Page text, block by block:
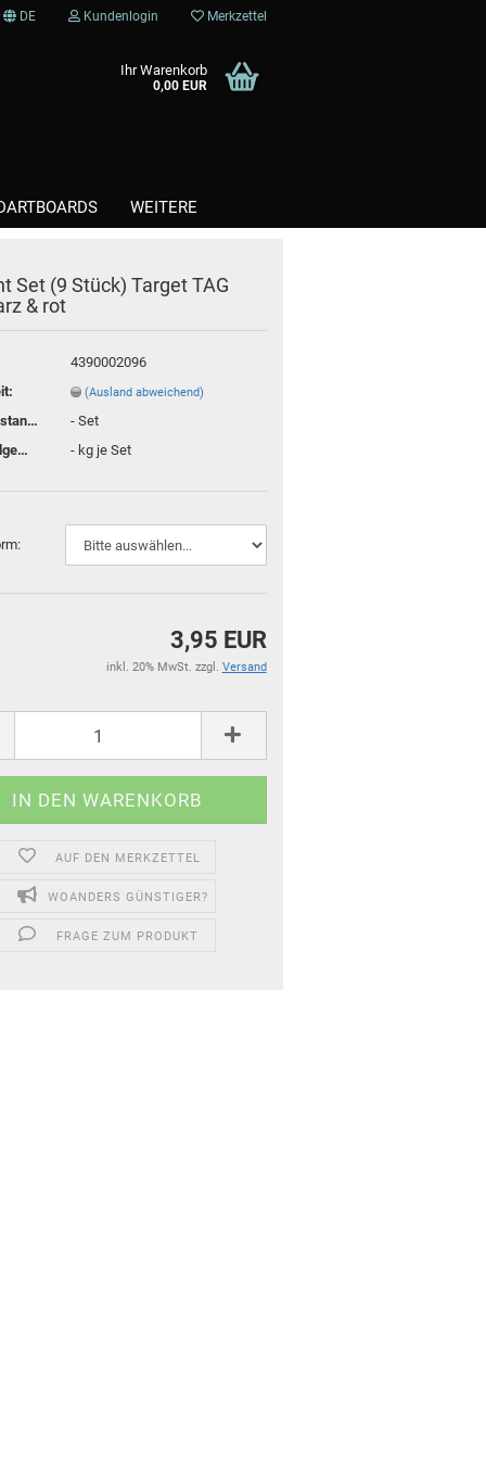
DE Kundenlogin Merkzettel
Ihr Warenkorb
0,00 EUR
WEITERE
Kunststoffspitzen / Softtips
für Dein Zuhause
Top Premium Produkte
Set (9 Stück) Target TAG
& rot
4390002096
(Ausland abweichend)
Lagerbestand: - Set
Versandgewicht:
- kg je Set
3,95 EUR
inkl. 20% MwSt. zzgl. Versand
AUF DEN MERKZETTEL
WOANDERS GÜNSTIGER?
FRAGE ZUM PRODUKT